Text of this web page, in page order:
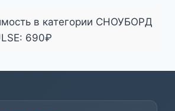
в категории СНОУБОРД
690₽